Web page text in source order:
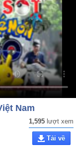
Nam
1,595 lượt xem
Tải về